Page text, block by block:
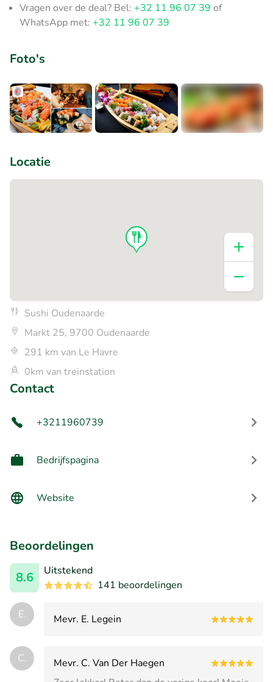
Vragen over de deal? Bel: +32 11 96 07 39 of
WhatsApp met: +32 11 96 07 39
Foto's
Locatie
Sushi Oudenaarde
Markt 25, 9700 Oudenaarde
291 km van Le Havre
0km van treinstation
Contact
+3211960739
Bedrijfspagina
Website
Beoordelingen
8.6
Uitstekend
141 beoordelingen
E. Mevr. E. Legein
C.
Mevr. C. Van Der Haegen